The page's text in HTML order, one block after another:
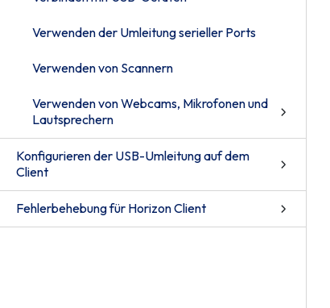
Verwenden der Umleitung serieller Ports
Verwenden von Scannern
Verwenden von Webcams, Mikrofonen und
Lautsprechern
Konfigurieren der USB-Umleitung auf dem
Client
Fehlerbehebung für Horizon Client